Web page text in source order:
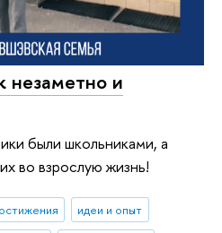
незаметно и
были школьниками, а
во взрослую жизнь!
идеи и опыт